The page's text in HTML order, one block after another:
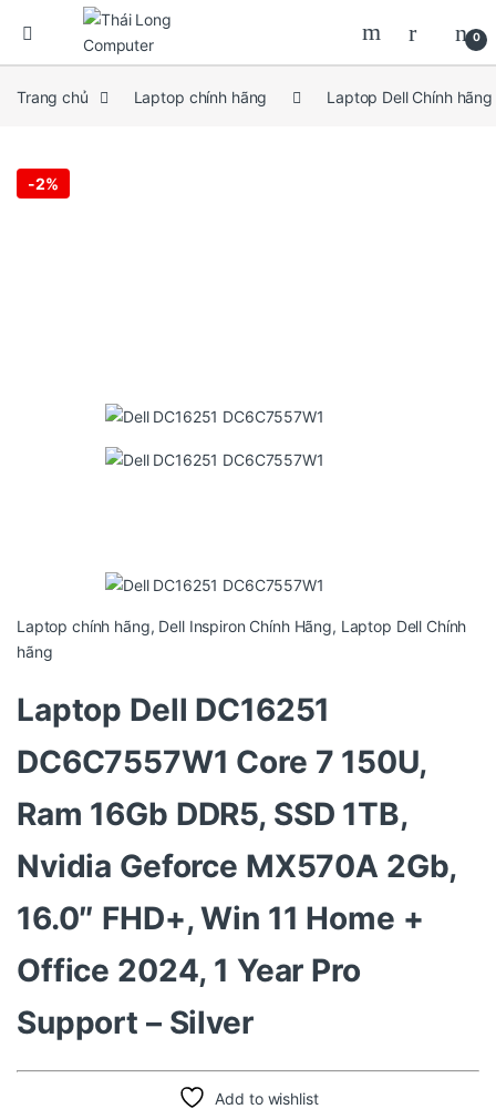
0
Trang chủ Laptop chính hãng Laptop Dell Chính hãng
-2%
Laptop chính hãng, Dell Inspiron Chính Hãng, Laptop Dell Chính
hãng
Laptop Dell DC16251
DC6C7557W1 Core 7 150U,
Ram 16Gb DDR5, SSD 1TB,
Nvidia Geforce MX570A 2Gb,
16.0″ FHD+, Win 11 Home +
Office 2024, 1 Year Pro
Support – Silver
Add to wishlist